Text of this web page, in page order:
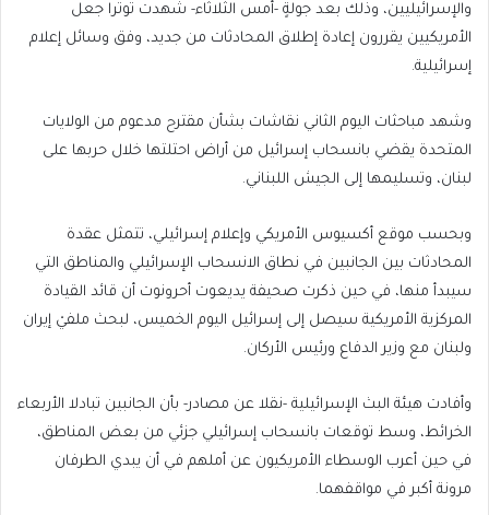
04:22
(توقيت
مكة)
والإسرائيليين، وذلك بعد جولةٍ -أمس الثلاثاء- شهدت توترا جعل
الأمريكيين يقررون إعادة إطلاق المحادثات من جديد، وفق وسائل إعلام
إسرائيلية.
وشهد مباحثات اليوم الثاني نقاشات بشأن مقترح مدعوم من الولايات
المتحدة يقضي بانسحاب إسرائيل من أراض احتلتها خلال حربها على
لبنان، وتسليمها إلى الجيش اللبناني.
وبحسب موقع أكسيوس الأمريكي وإعلام إسرائيلي، تتمثل عقدة
المحادثات بين الجانبين في نطاق الانسحاب الإسرائيلي والمناطق التي
سيبدأ منها، في حين ذكرت صحيفة يديعوت أحرونوت أن قائد القيادة
المركزية الأمريكية سيصل إلى إسرائيل اليوم الخميس، لبحث ملفيْ إيران
ولبنان مع وزير الدفاع ورئيس الأركان.
وأفادت هيئة البث الإسرائيلية -نقلا عن مصادر- بأن الجانبين تبادلا الأربعاء
الخرائط، وسط توقعات بانسحاب إسرائيلي جزئي من بعض المناطق،
في حين أعرب الوسطاء الأمريكيون عن أملهم في أن يبدي الطرفان
مرونة أكبر في مواقفهما.